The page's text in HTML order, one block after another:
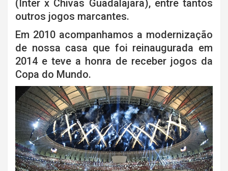
(Inter x Chivas Guadalajara), entre tantos
outros jogos marcantes.
Em 2010 acompanhamos a modernização
de nossa casa que foi reinaugurada em
2014 e teve a honra de receber jogos da
Copa do Mundo.